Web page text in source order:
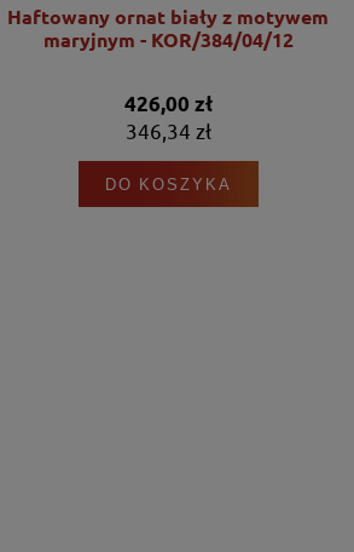
Haftowany ornat biały z motywem
maryjnym - KOR/384/04/12
426,00 zł
346,34 zł
DO KOSZYKA